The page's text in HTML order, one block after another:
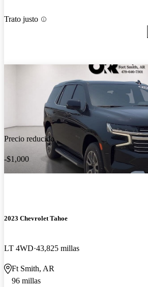
Trato justo
Precio reducido
-$1,000
2023 Chevrolet Tahoe
LT 4WD 43,825 millas
Ft Smith, AR
96 millas